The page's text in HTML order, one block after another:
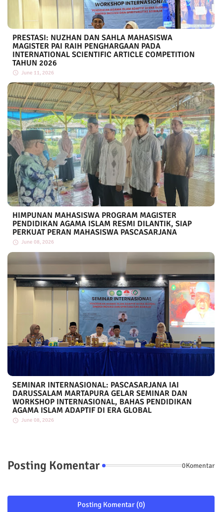
PRESTASI: NUZHAN DAN SAHLA MAHASISWA
MAGISTER PAI RAIH PENGHARGAAN PADA
INTERNATIONAL SCIENTIFIC ARTICLE COMPETITION
TAHUN 2026
June 11, 2026
HIMPUNAN MAHASISWA PROGRAM MAGISTER
PENDIDIKAN AGAMA ISLAM RESMI DILANTIK, SIAP
PERKUAT PERAN MAHASISWA PASCASARJANA
June 08, 2026
SEMINAR INTERNASIONAL: PASCASARJANA IAI
DARUSSALAM MARTAPURA GELAR SEMINAR DAN
WORKSHOP INTERNASIONAL, BAHAS PENDIDIKAN
AGAMA ISLAM ADAPTIF DI ERA GLOBAL
June 08, 2026
Posting Komentar 0Komentar
Posting Komentar (0)